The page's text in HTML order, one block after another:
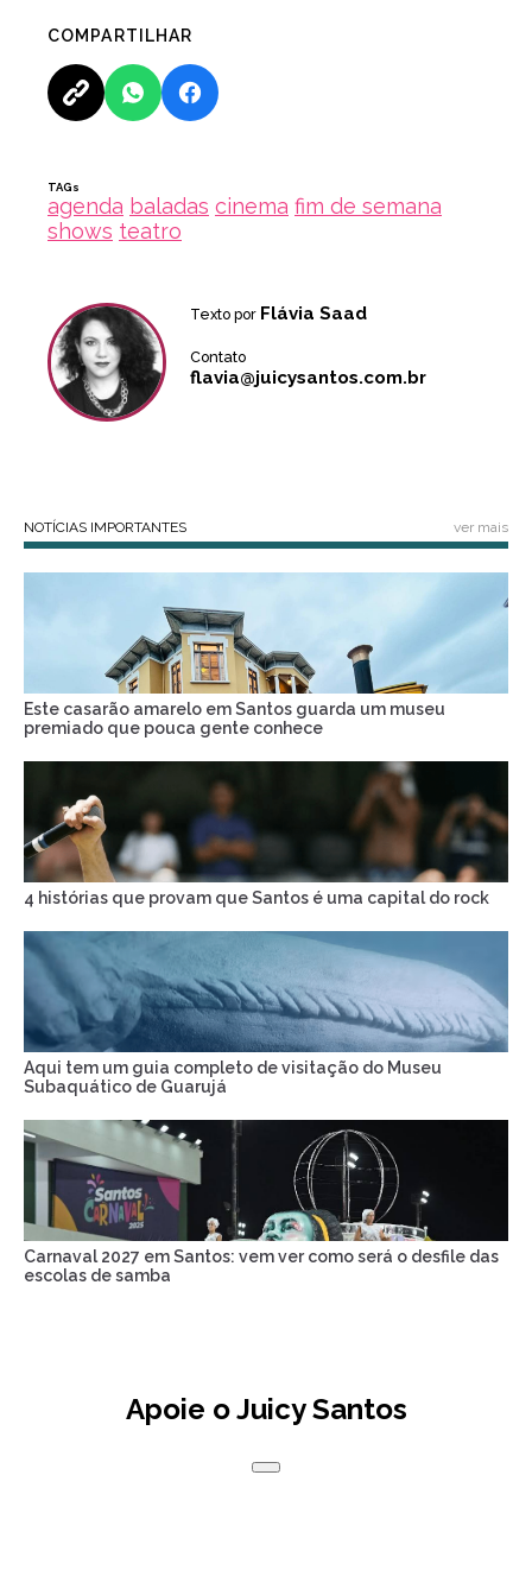
COMPARTILHAR
TAGs
agenda baladas cinema fim de semana
shows teatro
Texto por Flávia Saad
Contato
flavia@juicysantos.com.br
NOTÍCIAS IMPORTANTES ver mais
Este casarão amarelo em Santos guarda um museu
premiado que pouca gente conhece
4 histórias que provam que Santos é uma capital do rock
Aqui tem um guia completo de visitação do Museu
Subaquático de Guarujá
Carnaval 2027 em Santos: vem ver como será o desfile das
escolas de samba
Apoie o Juicy Santos